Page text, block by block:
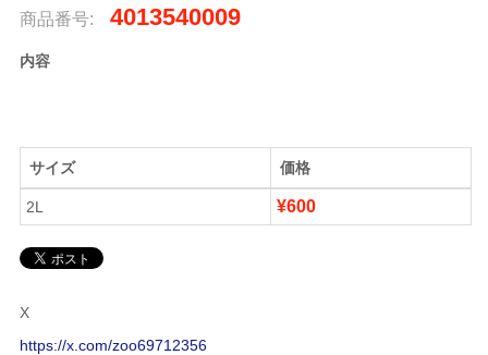
商品番号: 4013540009
内容
サイズ 価格
2L ¥600
X
https://x.com/zoo69712356